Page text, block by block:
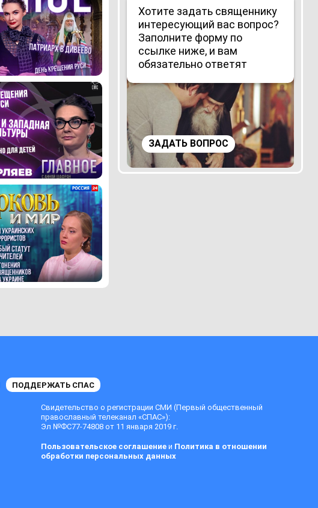
Хотите задать священнику
интересующий вас вопрос?
Заполните форму по
ссылке ниже, и вам
обязательно ответят
ЗАДАТЬ ВОПРОС
ПОДДЕРЖАТЬ СПАС
Свидетельство о регистрации СМИ (Первый общественный
православный телеканал «СПАС»):
Эл №ФС77-74808 от 11 января 2019 г.
Пользовательское соглашениеи Политика в отношении
обработки персональных данных